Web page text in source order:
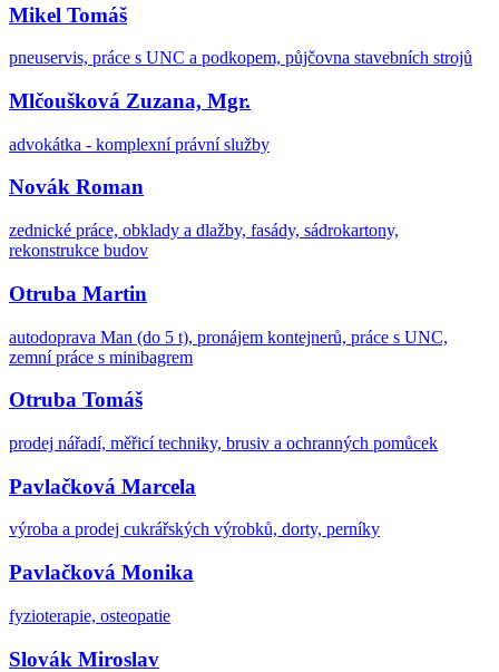
Mikel Tomáš
pneuservis, práce s UNC a podkopem, půjčovna stavebních strojů
Mlčoušková Zuzana, Mgr.
advokátka - komplexní právní služby
Novák Roman
zednické práce, obklady a dlažby, fasády, sádrokartony,
rekonstrukce budov
Otruba Martin
autodoprava Man (do 5 t), pronájem kontejnerů, práce s UNC,
zemní práce s minibagrem
Otruba Tomáš
prodej nářadí, měřicí techniky, brusiv a ochranných pomůcek
Pavlačková Marcela
výroba a prodej cukrářských výrobků, dorty, perníky
Pavlačková Monika
fyzioterapie, osteopatie
Slovák Miroslav